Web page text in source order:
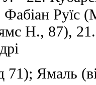
Руїс
Н., 87),
71); Ямаль